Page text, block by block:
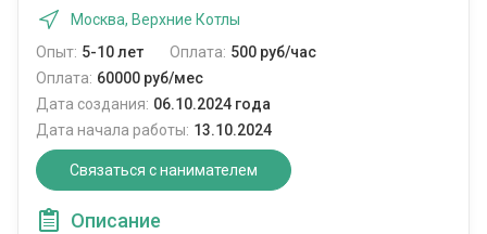
Москва, Верхние Котлы
Опыт: 5-10 лет Оплата: 500 руб/час
Оплата: 60000 руб/мес
Дата создания: 06.10.2024 года
Дата начала работы: 13.10.2024
Связаться с нанимателем
Описание